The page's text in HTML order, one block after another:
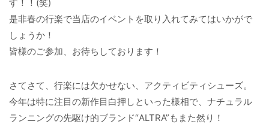
す！！(笑)
是非春の行楽で当店のイベントを取り入れてみてはいかがで
しょうか！
皆様のご参加、お待ちしております！
さてさて、行楽には欠かせない、アクティビティシューズ。
今年は特に注目の新作目白押しといった様相で、ナチュラル
ランニングの先駆け的ブランド“ALTRA”もまた然り！